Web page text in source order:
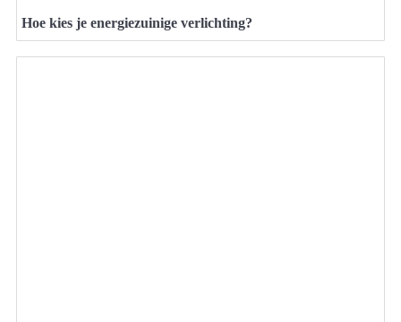
Hoe kies je energiezuinige verlichting?